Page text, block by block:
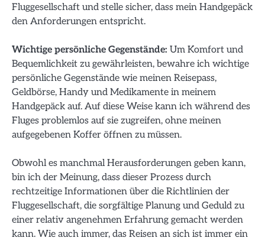
Fluggesellschaft und stelle sicher, dass mein Handgepäck
den Anforderungen entspricht.
Wichtige persönliche Gegenstände: Um Komfort und
Bequemlichkeit zu gewährleisten, bewahre ich wichtige
persönliche Gegenstände wie meinen Reisepass,
Geldbörse, Handy und Medikamente in meinem
Handgepäck auf. Auf diese Weise kann ich während des
Fluges problemlos auf sie zugreifen, ohne meinen
aufgegebenen Koffer öffnen zu müssen.
Obwohl es manchmal Herausforderungen geben kann,
bin ich der Meinung, dass dieser Prozess durch
rechtzeitige Informationen über die Richtlinien der
Fluggesellschaft, die sorgfältige Planung und Geduld zu
einer relativ angenehmen Erfahrung gemacht werden
kann. Wie auch immer, das Reisen an sich ist immer ein